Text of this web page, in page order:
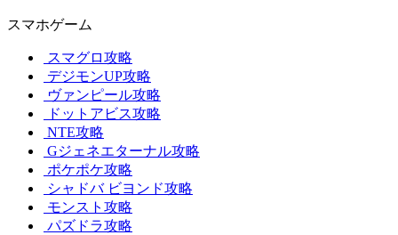
スマホゲーム
スマグロ攻略
デジモンUP攻略
ヴァンピール攻略
ドットアビス攻略
NTE攻略
Gジェネエターナル攻略
ポケポケ攻略
シャドバ ビヨンド攻略
モンスト攻略
パズドラ攻略